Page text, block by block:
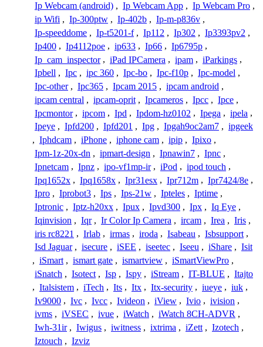
Ip Webcam (android) , Ip Webcam App , Ip Webcam Pro ,
ip Wifi , Ip-300ptw , Ip-402b , Ip-m-p836v ,
Ip-speeddome , Ip-t5201-f , Ip112 , Ip302 , Ip3393pv2 ,
Ip400 , Ip4112poe , ip633 , Ip66 , Ip6795p ,
Ip_cam_inspector , iPad IPCamera , ipam , iParkings ,
Ipbell , Ipc , ipc 360 , Ipc-bo , Ipc-f10p , Ipc-model ,
Ipc-other , Ipc365 , Ipcam 2015 , ipcam android ,
ipcam central , ipcam-oprit , Ipcameros , Ipcc , Ipce ,
Ipcmontor , ipcom , Ipd , Ipdom-hz0102 , Ipega , ipela ,
Ipeye , Ipfd200 , Ipfd201 , Ipg , Ipgah9oc2am7 , ipgeek
, Iphdcam , iPhone , iphone cam , ipip , Ipixo ,
Ipm-1z-20x-dn , ipmart-design , Ipnawin7 , Ipnc ,
Ipnetcam , Ipnz , ipo-vf1mp-ir , iPod , ipod touch ,
Ipq1652x , Ipq1658x , Ipr31esx , Ipr712m , Ipr7424/8e ,
Ipro , Iprobot3 , Ips , Ips-21w , Ipteles , Iptime ,
Iptronic , Iptz-h20xx , Ipux , Ipvd300 , Ipx , Iq Eye ,
Iqinvision , Iqr , Ir Color Ip Camera , ircam , Irea , Iris ,
iris rc8221 , Irlab , irmas , iroda , Isabeau , Isbsupport ,
Isd Jaguar , isecure , iSEE , iseetec , Iseeu , iShare , Isit
, iSmart , ismart gate , ismartview , iSmartViewPro ,
iSnatch , Isotect , Isp , Ispy , iStream , IT-BLUE , Itajto
, Italsistem , iTech , Its , Itx , Itx-security , iueye , iuk ,
Iv9000 , Ivc , Ivcc , Ivideon , iView , Ivio , ivision ,
ivms , iVSEC , ivue , iWatch , iWatch 8CH-ADVR ,
Iwh-31ir , Iwigus , iwitness , ixtrima , iZett , Izotech ,
Iztouch , Izviz